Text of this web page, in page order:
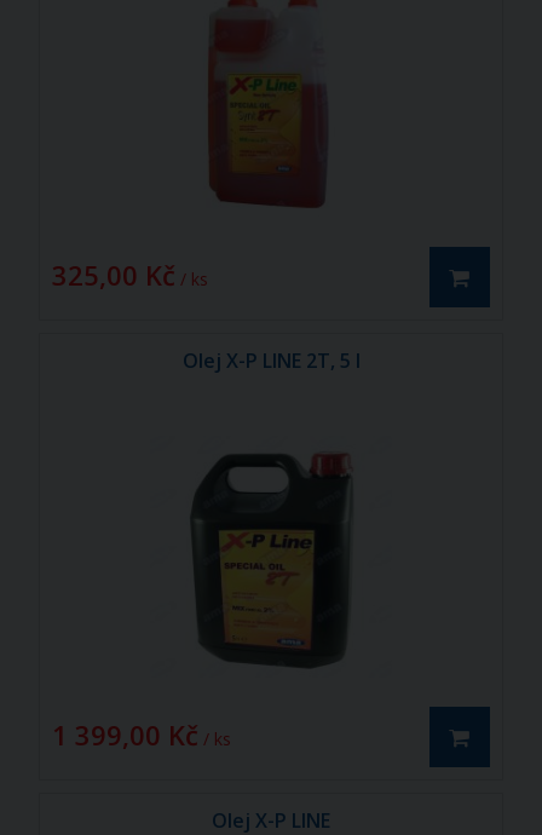
325,00 Kč / ks
Olej X-P LINE 2T, 5 l
1 399,00 Kč / ks
Olej X-P LINE